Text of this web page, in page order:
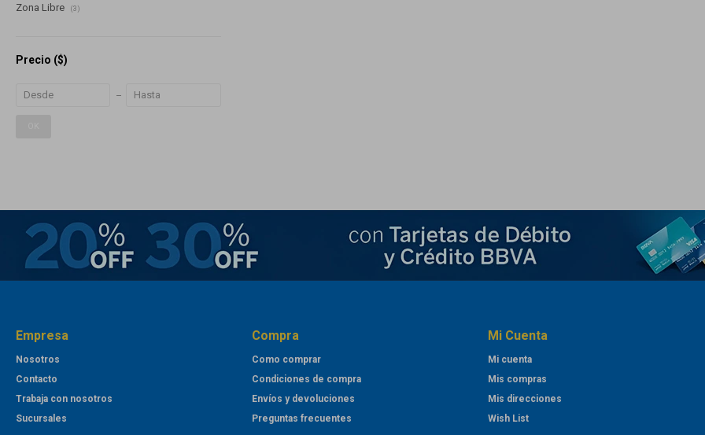
Zona Libre (3)
Precio ($)
Empresa
Nosotros
Contacto
Trabaja con nosotros
Sucursales
Compra
Como comprar
Condiciones de compra
Envíos y devoluciones
Preguntas frecuentes
Mi Cuenta
Mi cuenta
Mis compras
Mis direcciones
Wish List